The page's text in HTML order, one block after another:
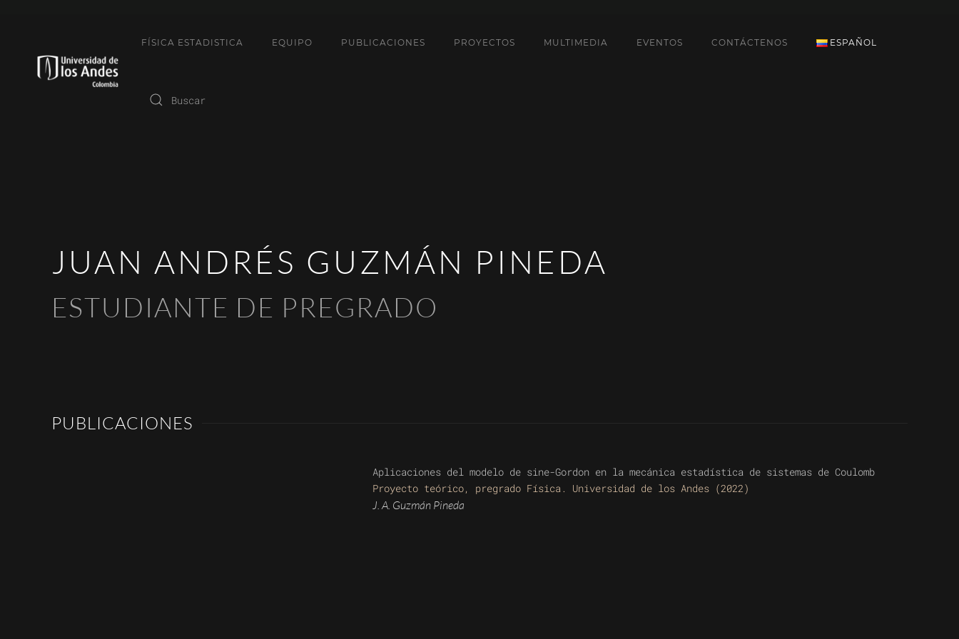
FÍSICA ESTADISTICA EQUIPO PUBLICACIONES PROYECTOS MULTIMEDIA EVENTOS CONTÁCTENOS ESPAÑOL
JUAN ANDRÉS GUZMÁN PINEDA
ESTUDIANTE DE PREGRADO
PUBLICACIONES
Aplicaciones del modelo de sine-Gordon en la mecánica estadística de sistemas de Coulomb
Proyecto teórico, pregrado Física. Universidad de los Andes (2022)
J. A. Guzmán Pineda